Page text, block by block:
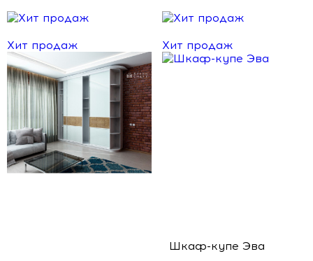
Хит продаж Хит продаж
Шкаф-купе Эва